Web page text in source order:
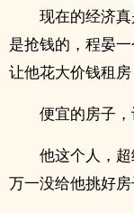
现在的经济
是抢钱的，程晏
让他花大价钱租房
便宜的房子，
他这个人，
万一没给他挑好